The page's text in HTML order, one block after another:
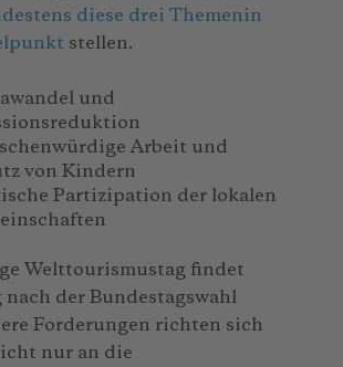
diese drei Themenin
stellen.
und
Arbeit und
von Kindern
Partizipation der lokalen
Welttourismustag findet
nach der Bundestagswahl
Forderungen richten sich
nur an die